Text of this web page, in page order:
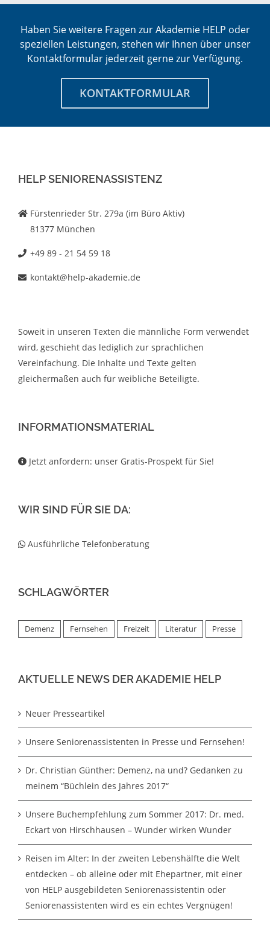
Haben Sie weitere Fragen zur Akademie HELP oder
speziellen Leistungen, stehen wir Ihnen über unser
Kontaktformular jederzeit gerne zur Verfügung.
KONTAKTFORMULAR
HELP SENIORENASSISTENZ
Fürstenrieder Str. 279a (im Büro Aktiv)
81377 München
+49 89 - 21 54 59 18
kontakt@help-akademie.de
Soweit in unseren Texten die männliche Form verwendet
wird, geschieht das lediglich zur sprachlichen
Vereinfachung. Die Inhalte und Texte gelten
gleichermaßen auch für weibliche Beteiligte.
INFORMATIONSMATERIAL
Jetzt anfordern: unser Gratis-Prospekt für Sie!
WIR SIND FÜR SIE DA:
Ausführliche Telefonberatung
SCHLAGWÖRTER
Demenz Fernsehen Freizeit Literatur Presse
AKTUELLE NEWS DER AKADEMIE HELP
Neuer Presseartikel
Unsere Seniorenassistenten in Presse und Fernsehen!
Dr. Christian Günther: Demenz, na und? Gedanken zu
meinem “Büchlein des Jahres 2017“
Unsere Buchempfehlung zum Sommer 2017: Dr. med.
Eckart von Hirschhausen – Wunder wirken Wunder
Reisen im Alter: In der zweiten Lebenshälfte die Welt
entdecken – ob alleine oder mit Ehepartner, mit einer
von HELP ausgebildeten Seniorenassistentin oder
Seniorenassistenten wird es ein echtes Vergnügen!